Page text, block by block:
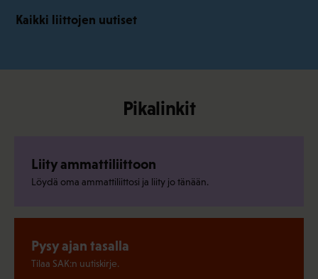
Kaikki liittojen uutiset
Pikalinkit
Liity ammattiliittoon
Löydä oma ammattiliittosi ja liity jo tänään.
Pysy ajan tasalla
Tilaa SAK:n uutiskirje.